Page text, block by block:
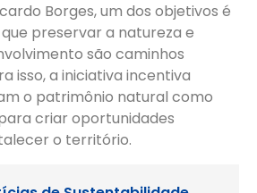
Borges, um dos objetivos é
preservar a natureza e
são caminhos
isso, a iniciativa incentiva
o patrimônio natural como
criar oportunidades
o território.